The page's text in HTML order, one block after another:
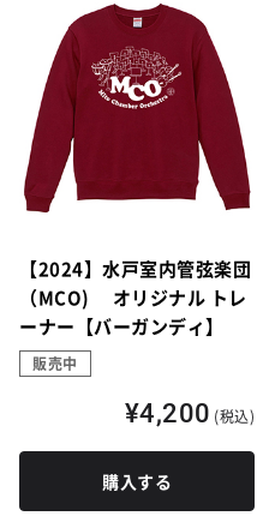
【2024】水戸室内管弦楽団
（MCO) オリジナル トレ
ーナー【バーガンディ】
販売中
¥4,200 (税込)
購入する